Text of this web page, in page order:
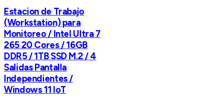
Estacion de Trabajo
(Workstation) para
Monitoreo / Intel Ultra 7
265 20 Cores / 16GB
DDR5 / 1TB SSD M.2 / 4
Salidas Pantalla
Independientes /
Windows 11 IoT